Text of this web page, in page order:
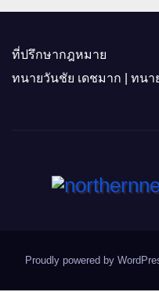
ที่ปรึกษากฎหมาย
ทนายวันชัย เดชมาก | ทนา
Proudly powered by